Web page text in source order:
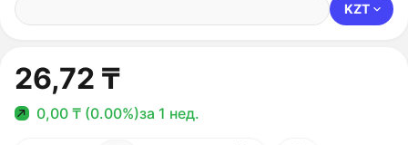
KZT
26,72 ₸
0,00 ₸ (0.00%)за 1 нед.